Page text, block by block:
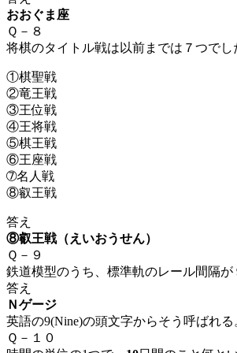
おおぐま座
Ｑ－８
将棋のタイトル戦は以前までは７つで
①棋聖戦
②竜王戦
③王位戦
④王将戦
⑤棋王戦
⑥王座戦
➆名人戦
⑧叡王戦
答え
⑧叡王戦（えいおうせん）
Ｑ－９
鉄道模型のうち、 標準軌のレール間隔が
答え
Ｎゲージ
英語の9(Nine)の頭文字からそう呼ばれる
Ｑ－１０